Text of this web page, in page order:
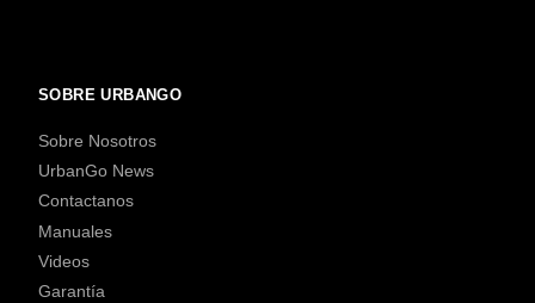
SOBRE URBANGO
Sobre Nosotros
UrbanGo News
Contactanos
Manuales
Videos
Garantía